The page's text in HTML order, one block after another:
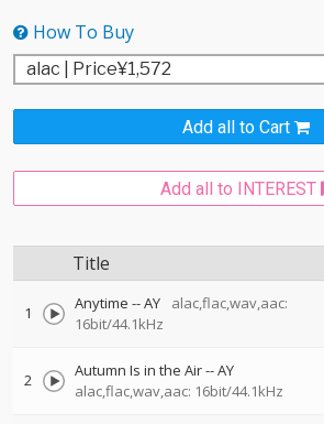
How To Buy
Add all to Cart
Add all to INTEREST
Title
1 Anytime --AY
alac,flac,wav,aac:
16bit/44.1kHz
2 Autumn Is in the Air--AY
alac,flac,wav,aac: 16bit/44.1kHz